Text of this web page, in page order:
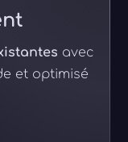
avec
et optimisé